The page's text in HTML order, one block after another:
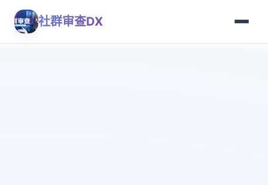
社群审查DX